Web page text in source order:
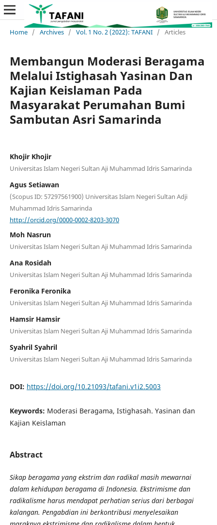
Home / Archives / Vol. 1 No. 2 (2022): TAFANI / Articles
Membangun Moderasi Beragama
Melalui Istighasah Yasinan Dan
Kajian Keislaman Pada
Masyarakat Perumahan Bumi
Sambutan Asri Samarinda
Khojir Khojir
Universitas Islam Negeri Sultan Aji Muhammad Idris Samarinda
Agus Setiawan
(Scopus ID: 57297561900) Universitas Islam Negeri Sultan Adji
Muhammad Idris Samarinda
http://orcid.org/0000-0002-8203-3070
Moh Nasrun
Universitas Islam Negeri Sultan Aji Muhammad Idris Samarinda
Ana Rosidah
Universitas Islam Negeri Sultan Aji Muhammad Idris Samarinda
Feronika Feronika
Universitas Islam Negeri Sultan Aji Muhammad Idris Samarinda
Hamsir Hamsir
Universitas Islam Negeri Sultan Aji Muhammad Idris Samarinda
Syahril Syahril
Universitas Islam Negeri Sultan Aji Muhammad Idris Samarinda
DOI: https://doi.org/10.21093/tafani.v1i2.5003
Keywords: Moderasi Beragama, Istighasah. Yasinan dan
Kajian Keislaman
Abstract
Sikap beragama yang ekstrim dan radikal masih mewarnai
dalam kehidupan beragama di Indonesia. Ekstrimisme dan
radikalisme harus mendapat perhatian serius dari berbagai
kalangan. Pengabdian ini berkontribusi menyelesaikan